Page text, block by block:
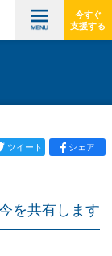
今すぐ
支援する
ツイート シェア
を共有します